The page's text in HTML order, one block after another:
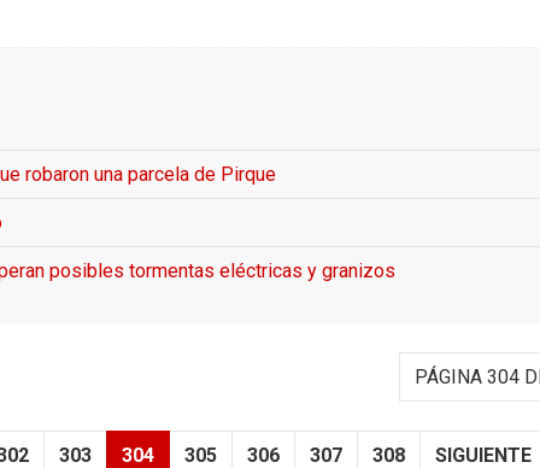
robaron una parcela de Pirque
posibles tormentas eléctricas y granizos
PÁGINA 304
303 304 305 306 307 308 SIGUIENTE